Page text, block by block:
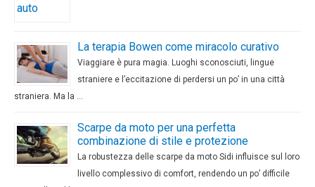
La terapia Bowen come miracolo curativo
Viaggiare è pura magia. Luoghi sconosciuti, lingue
straniere e l’eccitazione di perdersi un po’ in una città
straniera. Ma la …
Scarpe da moto per una perfetta
combinazione di stile e protezione
La robustezza delle scarpe da moto Sidi influisce sul loro
livello complessivo di comfort, rendendo un po’ difficile